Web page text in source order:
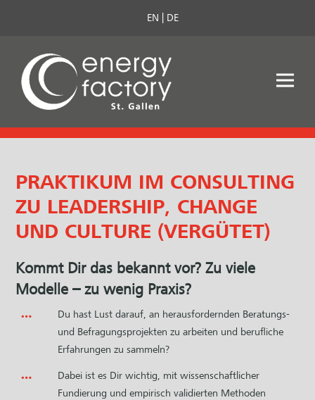
EN DE
PRAKTIKUM IM CONSULTING
ZU LEADERSHIP, CHANGE
UND CULTURE (VERGÜTET)
Kommt Dir das bekannt vor? Zu viele
Modelle – zu wenig Praxis?
Du hast Lust darauf, an herausfordernden Beratungs-
und Befragungsprojekten zu arbeiten und berufliche
Erfahrungen zu sammeln?
Dabei ist es Dir wichtig, mit wissenschaftlicher
Fundierung und empirisch validierten Methoden